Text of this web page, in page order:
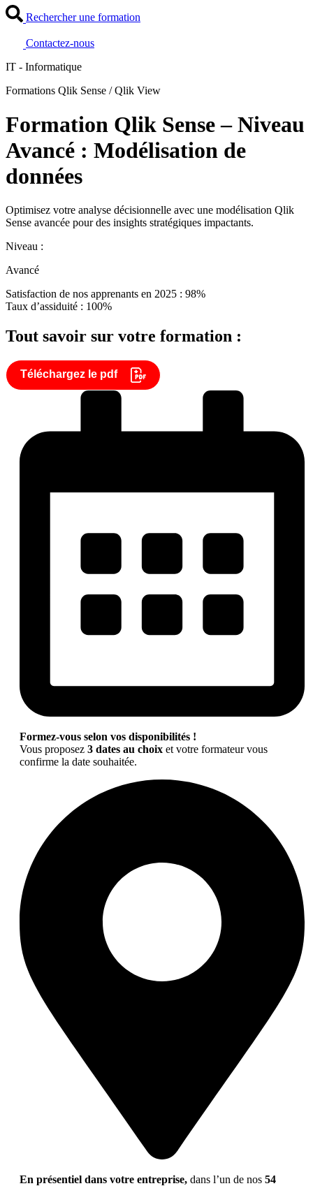
Rechercher une formation
Contactez-nous
IT - Informatique
Formations Qlik Sense / Qlik View
Formation Qlik Sense – Niveau
Avancé : Modélisation de
données
Optimisez votre analyse décisionnelle avec une modélisation Qlik
Sense avancée pour des insights stratégiques impactants.
Niveau :
Avancé
Satisfaction de nos apprenants en 2025 : 98%
Taux d’assiduité : 100%
Tout savoir sur votre formation :
Téléchargez le pdf
Formez-vous selon vos disponibilités !
Vous proposez 3 dates au choix et votre formateur vous
confirme la date souhaitée.
En présentiel dans votre entreprise, dans l’un de nos 54